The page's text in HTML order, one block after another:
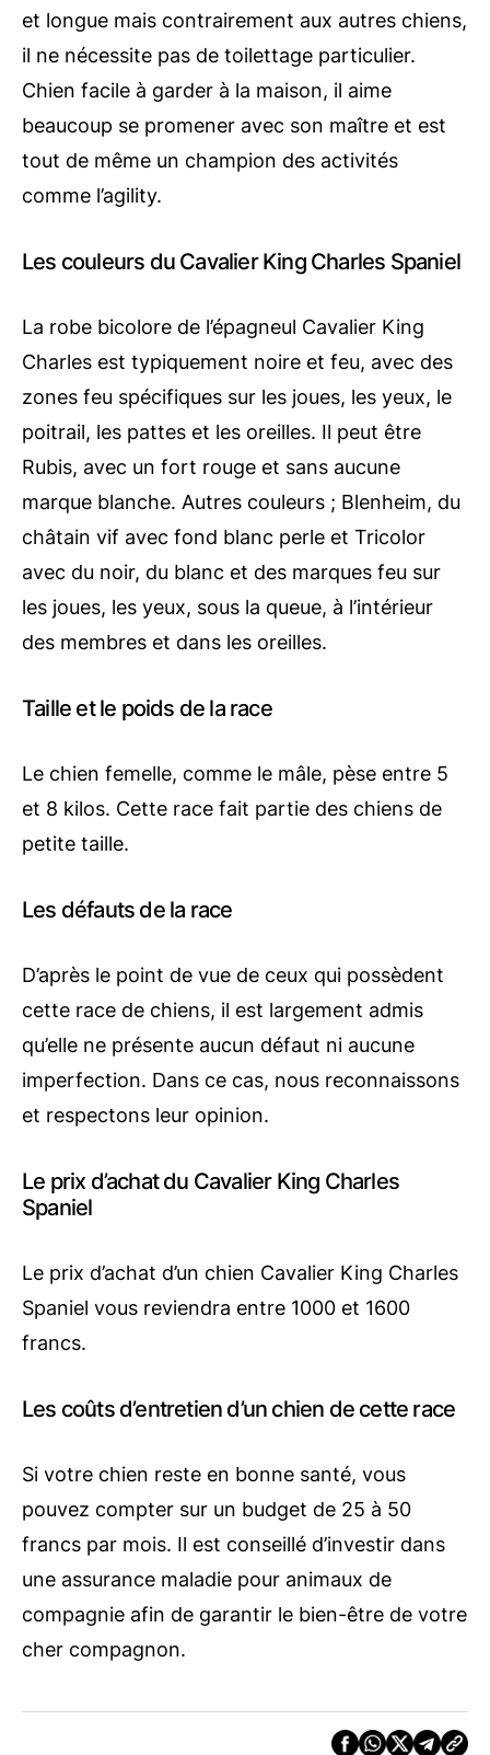
et longue mais contrairement aux autres chiens,
il ne nécessite pas de toilettage particulier.
Chien facile à garder à la maison, il aime
beaucoup se promener avec son maître et est
tout de même un champion des activités
comme l’agility.
Les couleurs du Cavalier King Charles Spaniel
La robe bicolore de l’épagneul Cavalier King
Charles est typiquement noire et feu, avec des
zones feu spécifiques sur les joues, les yeux, le
poitrail, les pattes et les oreilles. Il peut être
Rubis, avec un fort rouge et sans aucune
marque blanche. Autres couleurs ; Blenheim, du
châtain vif avec fond blanc perle et Tricolor
avec du noir, du blanc et des marques feu sur
les joues, les yeux, sous la queue, à l’intérieur
des membres et dans les oreilles.
Taille et le poids de la race
Le chien femelle, comme le mâle, pèse entre 5
et 8 kilos. Cette race fait partie des chiens de
petite taille.
Les défauts de la race
D’après le point de vue de ceux qui possèdent
cette race de chiens, il est largement admis
qu’elle ne présente aucun défaut ni aucune
imperfection. Dans ce cas, nous reconnaissons
et respectons leur opinion.
Le prix d’achat du Cavalier King Charles
Spaniel
Le prix d’achat d’un chien Cavalier King Charles
Spaniel vous reviendra entre 1000 et 1600
francs.
Les coûts d’entretien d’un chien de cette race
Si votre chien reste en bonne santé, vous
pouvez compter sur un budget de 25 à 50
francs par mois. Il est conseillé d’investir dans
une assurance maladie pour animaux de
compagnie afin de garantir le bien-être de votre
cher compagnon.